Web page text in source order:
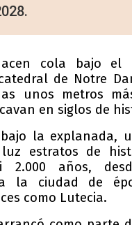
cola bajo el
de Notre
unos metros
en siglos de
la explanada,
estratos de
2.000 años,
la ciudad de
como Lutecia.